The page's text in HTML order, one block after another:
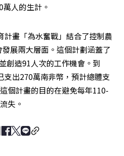
人的生計。
畫「為水奮戰」結合了控制農
展兩大層面。這個計劃涵蓋了
創造91人次的工作機會。到
支出270萬南非幣，預計總體支
個計畫的目的在避免每年110-
失。